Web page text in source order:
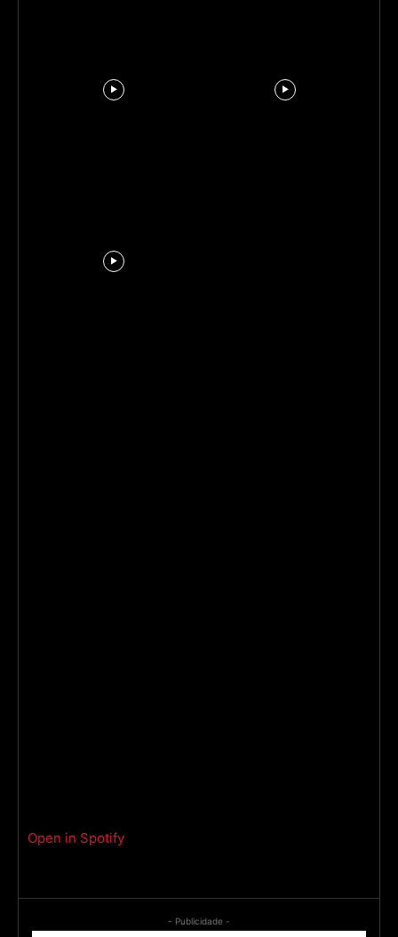
Open in Spotify
- Publicidade -